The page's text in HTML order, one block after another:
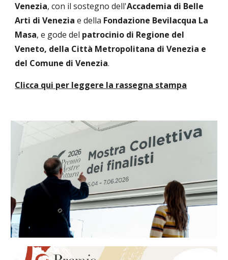
Venezia, con il sostegno dell'Accademia di Belle
Arti di Venezia e della Fondazione Bevilacqua La
Masa, e gode del patrocinio di Regione del
Veneto, della Città Metropolitana di Venezia e
del Comune di Venezia.
Clicca qui per leggere la rassegna stampa